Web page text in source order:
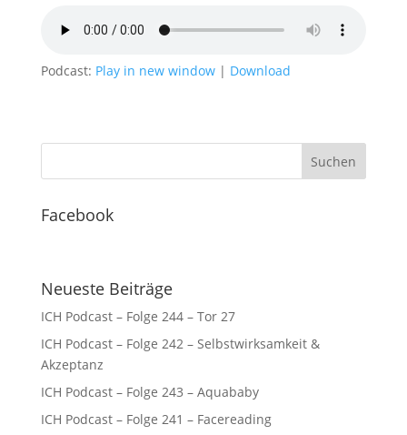
Podcast: Play in new window| Download
Facebook
Neueste Beiträge
ICH Podcast – Folge 244 – Tor 27
ICH Podcast – Folge 242 – Selbstwirksamkeit &
Akzeptanz
ICH Podcast – Folge 243 – Aquababy
ICH Podcast – Folge 241 – Facereading